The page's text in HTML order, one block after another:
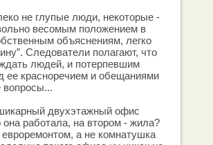
не глупые люди, некоторые -
весомым положением в
объяснениям, легко
Следователи полагают, что
людей, и потерпевшим
ее красноречием и обещаниями
двухэтажный офис
работала, на втором - жила?
а не комнатушка